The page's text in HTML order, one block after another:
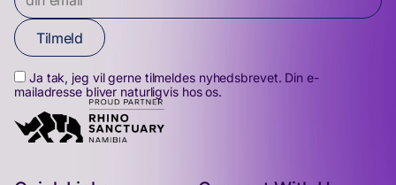
Tilmeld
Ja tak, jeg vil gerne tilmeldes nyhedsbrevet. Din e-
mailadresse bliver naturligvis hos os.